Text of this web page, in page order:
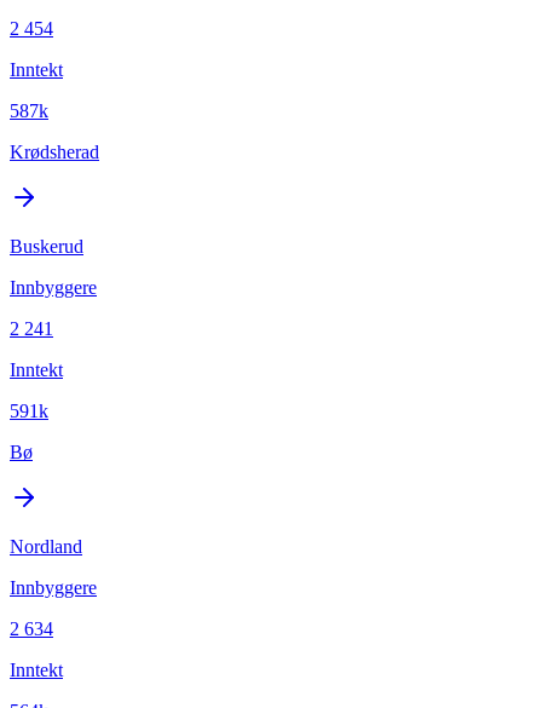
2 454
Inntekt
587k
Krødsherad
Buskerud
Innbyggere
2 241
Inntekt
591k
Bø
Nordland
Innbyggere
2 634
Inntekt